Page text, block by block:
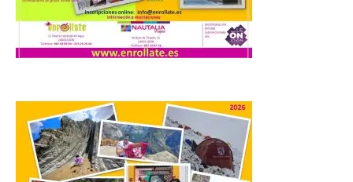
8 Ago 2026
Ambas exposiciones se
apertura es de martes a
domingo, de 11:30 a 13:30 horas y de 18:00
a 21:00 horas. La Sala de San Eloy […]